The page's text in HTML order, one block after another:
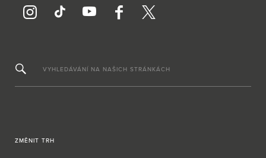
VYHLEDÁVÁNÍ NA NAŠICH STRÁNKÁCH
ZMĚNIT TRH